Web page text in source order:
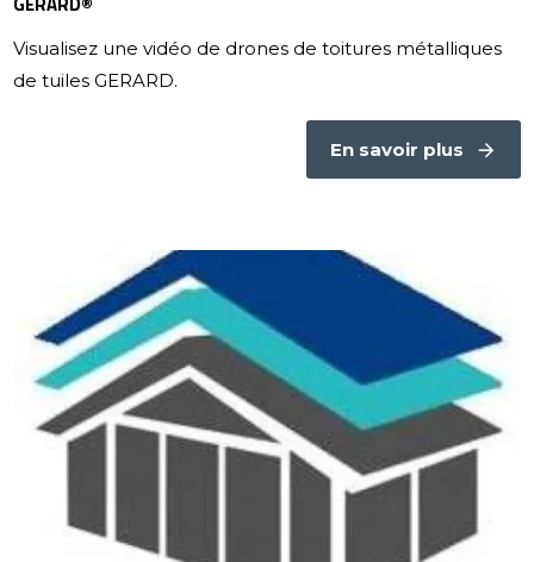
Visualisez une vidéo de drones de toitures métalliques
de tuiles GERARD.
En savoir plus